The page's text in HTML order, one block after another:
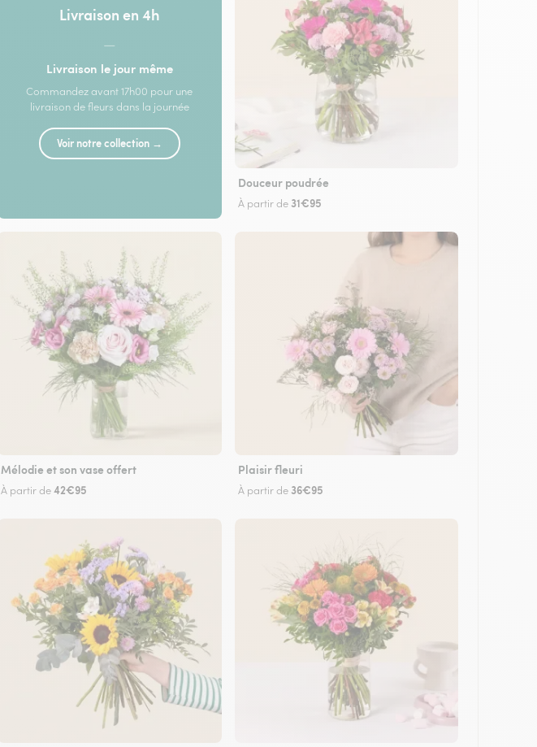
Livraison en 4h
—
Livraison le jour même
Commandez avant 17h00 pour une
livraison de fleurs dans la journée
Voir notre collection →
Douceur poudrée
À partir de 31€95
Mélodie et son vase offert
À partir de42€95
Plaisir fleuri
À partir de 36€95